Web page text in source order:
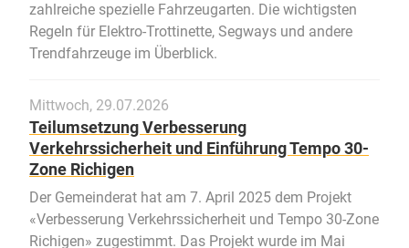
zahlreiche spezielle Fahrzeugarten. Die wichtigsten
Regeln für Elektro-Trottinette, Segways und andere
Trendfahrzeuge im Überblick.
Mittwoch, 29.07.2026
Teilumsetzung Verbesserung
Verkehrssicherheit und Einführung Tempo 30-
Zone Richigen
Der Gemeinderat hat am 7. April 2025 dem Projekt
«Verbesserung Verkehrssicherheit und Tempo 30-Zone
Richigen» zugestimmt. Das Projekt wurde im Mai